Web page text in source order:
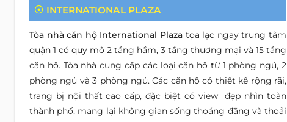
INTERNATIONAL PLAZA
Tòa nhà căn hộ International Plaza tọa lạc ngay trung tâm
quận 1 có quy mô 2 tầng hầm, 3 tầng thương mại và 15 tầng
căn hộ. Tòa nhà cung cấp các loại căn hộ từ 1 phòng ngủ, 2
phòng ngủ và 3 phòng ngủ. Các căn hộ có thiết kế rộng rãi,
trang bị nội thất cao cấp, đặc biệt có view đẹp nhìn toàn
thành phố, mang lại không gian sống thoáng đãng và thoải